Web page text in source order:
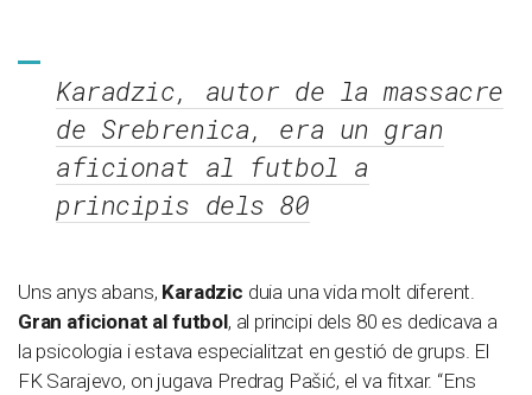
Karadzic, autor de la massacre
de Srebrenica, era un gran
aficionat al futbol a
principis dels 80
Uns anys abans, Karadzic duia una vida molt diferent.
Gran aficionat al futbol, al principi dels 80 es dedicava a
la psicologia i estava especialitzat en gestió de grups. El
FK Sarajevo, on jugava Predrag Pašić, el va fitxar. “Ens